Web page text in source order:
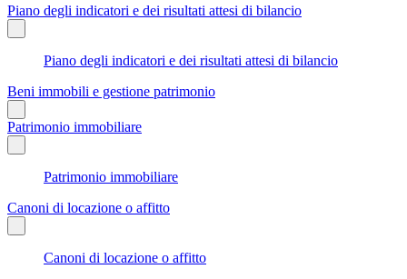
Piano degli indicatori e dei risultati attesi di bilancio
Piano degli indicatori e dei risultati attesi di bilancio
Beni immobili e gestione patrimonio
Patrimonio immobiliare
Patrimonio immobiliare
Canoni di locazione o affitto
Canoni di locazione o affitto